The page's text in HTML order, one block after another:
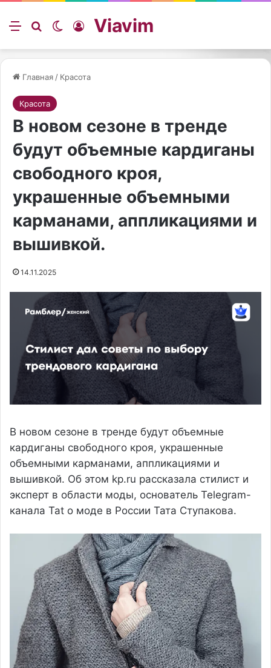
Меню ИскатьSwitch skin
Войти
Viavim
Главная / Красота
Красота
В новом сезоне в тренде
будут объемные кардиганы
свободного кроя,
украшенные объемными
карманами, аппликациями и
вышивкой.
14.11.2025
В новом сезоне в тренде будут объемные
кардиганы свободного кроя, украшенные
объемными карманами, аппликациями и
вышивкой. Об этом kp.ru рассказала стилист и
эксперт в области моды, основатель Telegram-
канала Tat о моде в России Тата Ступакова.